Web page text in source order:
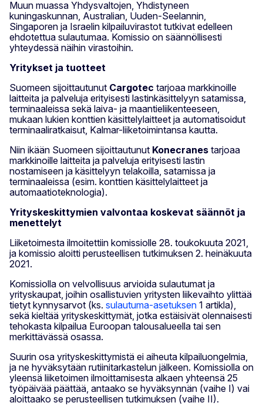
Muun muassa Yhdysvaltojen, Yhdistyneen
kuningaskunnan, Australian, Uuden-Seelannin,
Singaporen ja Israelin kilpailuvirastot tutkivat edelleen
ehdotettua sulautumaa. Komissio on säännöllisesti
yhteydessä näihin virastoihin.
Yritykset ja tuotteet
Suomeen sijoittautunut Cargotec tarjoaa markkinoille
laitteita ja palveluja erityisesti lastinkäsittelyyn satamissa,
terminaaleissa sekä laiva- ja maantieliikenteeseen,
mukaan lukien konttien käsittelylaitteet ja automatisoidut
terminaaliratkaisut, Kalmar-liiketoimintansa kautta.
Niin ikään Suomeen sijoittautunut Konecranes tarjoaa
markkinoille laitteita ja palveluja erityisesti lastin
nostamiseen ja käsittelyyn telakoilla, satamissa ja
terminaaleissa (esim. konttien käsittelylaitteet ja
automaatioteknologia).
Yrityskeskittymien valvontaa koskevat säännöt ja
menettelyt
Liiketoimesta ilmoitettiin komissiolle 28. toukokuuta 2021,
ja komissio aloitti perusteellisen tutkimuksen 2. heinäkuuta
2021.
Komissiolla on velvollisuus arvioida sulautumat ja
yrityskaupat, joihin osallistuvien yritysten liikevaihto ylittää
tietyt kynnysarvot (ks. sulautuma-asetuksen 1 artikla),
sekä kieltää yrityskeskittymät, jotka estäisivät olennaisesti
tehokasta kilpailua Euroopan talousalueella tai sen
merkittävässä osassa.
Suurin osa yrityskeskittymistä ei aiheuta kilpailuongelmia,
ja ne hyväksytään rutiinitarkastelun jälkeen. Komissiolla on
yleensä liiketoimen ilmoittamisesta alkaen yhteensä 25
työpäivää päättää, antaako se hyväksynnän (vaihe I) vai
aloittaako se perusteellisen tutkimuksen (vaihe II).